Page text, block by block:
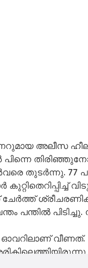
അ​ലീ​സ
തു​ട​ർ​ന്നു. 77
പി​ടി​ച്ചു.
വീ​ണ​ത്.